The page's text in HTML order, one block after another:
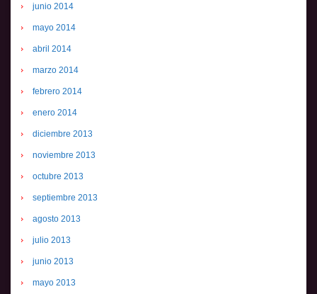
junio 2014
mayo 2014
abril 2014
marzo 2014
febrero 2014
enero 2014
diciembre 2013
noviembre 2013
octubre 2013
septiembre 2013
agosto 2013
julio 2013
junio 2013
mayo 2013